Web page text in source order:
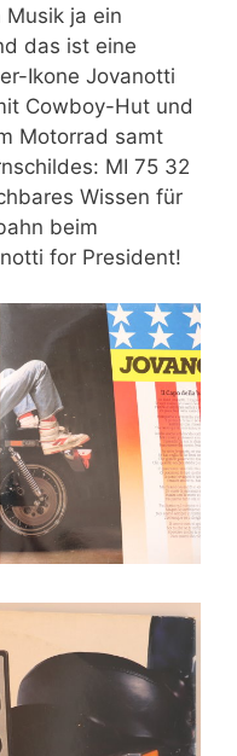
ja ein
das ist eine
Ikone Jovanotti
Cowboy-Hut und
Motorrad samt
MI 75 32
Wissen für
beim
for President!